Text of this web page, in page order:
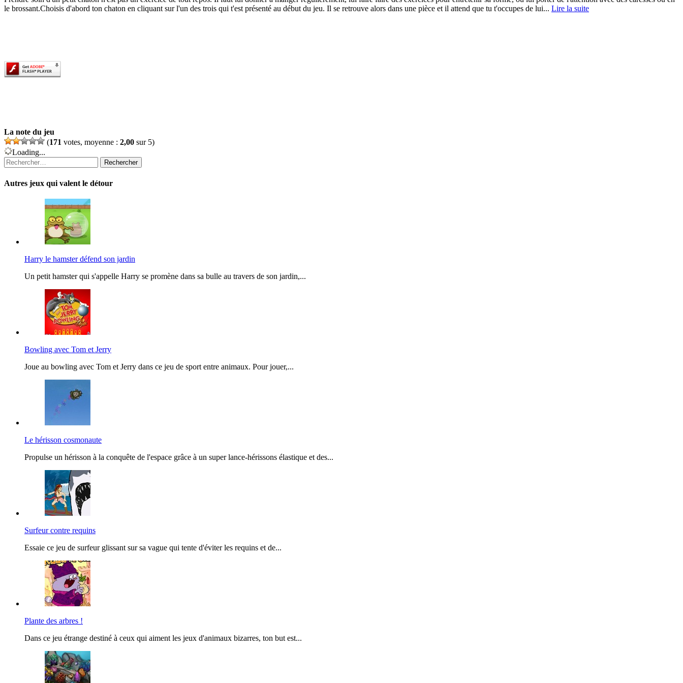
le brossant.Choisis d'abord ton chaton en cliquant sur l'un des trois qui t'est présenté au début du jeu. Il se retrouve alors dans une pièce et il attend que tu t'occupes de lui... Lire la suite
La note du jeu
(171 votes, moyenne : 2,00 sur 5)
Loading...
Rechercher :
Autres jeux qui valent le détour
Harry le hamster défend son jardin
Un petit hamster qui s'appelle Harry se promène dans sa bulle au travers de son jardin,...
Bowling avec Tom et Jerry
Joue au bowling avec Tom et Jerry dans ce jeu de sport entre animaux. Pour jouer,...
Le hérisson cosmonaute
Propulse un hérisson à la conquête de l'espace grâce à un super lance-hérissons élastique et des...
Surfeur contre requins
Essaie ce jeu de surfeur glissant sur sa vague qui tente d'éviter les requins et de...
Plante des arbres !
Dans ce jeu étrange destiné à ceux qui aiment les jeux d'animaux bizarres, ton but est...